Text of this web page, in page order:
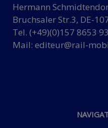
Hermann
Bruchsaler Str.3, DE-
Tel. (+49)(0)157 8653
Mail: editeur@rail-